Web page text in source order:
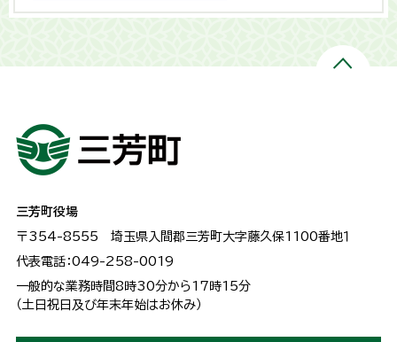
三芳町役場
〒354-8555 埼玉県入間郡三芳町大字藤久保1100番地１
代表電話：049-258-0019
一般的な業務時間8時30分から17時15分
（土日祝日及び年末年始はお休み）